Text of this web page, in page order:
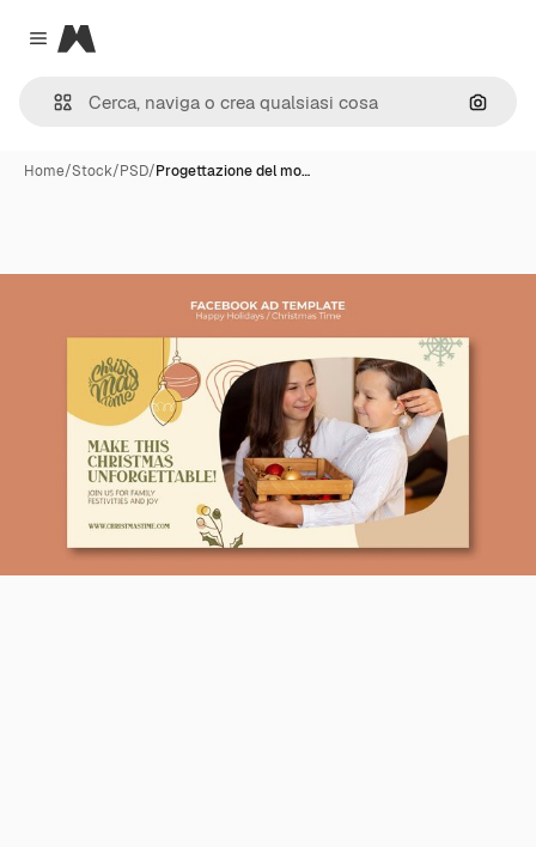
Close menu
Magnific
Cerca
Home/Stock/PSD/Progettazione del mo…